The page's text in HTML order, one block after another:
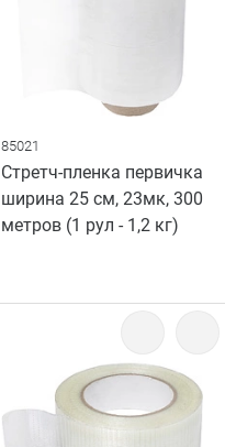
85021
Стретч-пленка первичка
ширина 25 см, 23мк, 300
метров (1 рул - 1,2 кг)